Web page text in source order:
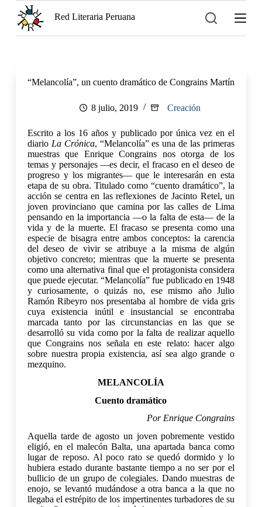
Red Literaria Peruana
“Melancolía”, un cuento dramático de Congrains Martín
8 julio, 2019 Creación
Escrito a los 16 años y publicado por única vez en el
diario La Crónica, “Melancolía” es una de las primeras
muestras que Enrique Congrains nos otorga de los
temas y personajes —es decir, el fracaso en el deseo de
progreso y los migrantes— que le interesarán en esta
etapa de su obra. Titulado como “cuento dramático”, la
acción se centra en las reflexiones de Jacinto Retel, un
joven provinciano que camina por las calles de Lima
pensando en la importancia —o la falta de esta— de la
vida y de la muerte. El fracaso se presenta como una
especie de bisagra entre ambos conceptos: la carencia
del deseo de vivir se atribuye a la misma de algún
objetivo concreto; mientras que la muerte se presenta
como una alternativa final que el protagonista considera
que puede ejecutar. “Melancolía” fue publicado en 1948
y curiosamente, o quizás no, ese mismo año Julio
Ramón Ribeyro nos presentaba al hombre de vida gris
cuya existencia inútil e insustancial se encontraba
marcada tanto por las circunstancias en las que se
desarrolló su vida como por la falta de realizar aquello
que Congrains nos señala en este relato: hacer algo
sobre nuestra propia existencia, así sea algo grande o
mezquino.
MELANCOLÍA
Cuento dramático
Por Enrique Congrains
Aquella tarde de agosto un joven pobremente vestido
eligió, en el malecón Balta, una apartada banca como
lugar de reposo. Al poco rato se quedó dormido y lo
hubiera estado durante bastante tiempo a no ser por el
bullicio de un grupo de colegiales. Dando muestras de
enojo, se levantó mudándose a otra banca a la que no
llegaba el estrépito de los impertinentes turbadores de su